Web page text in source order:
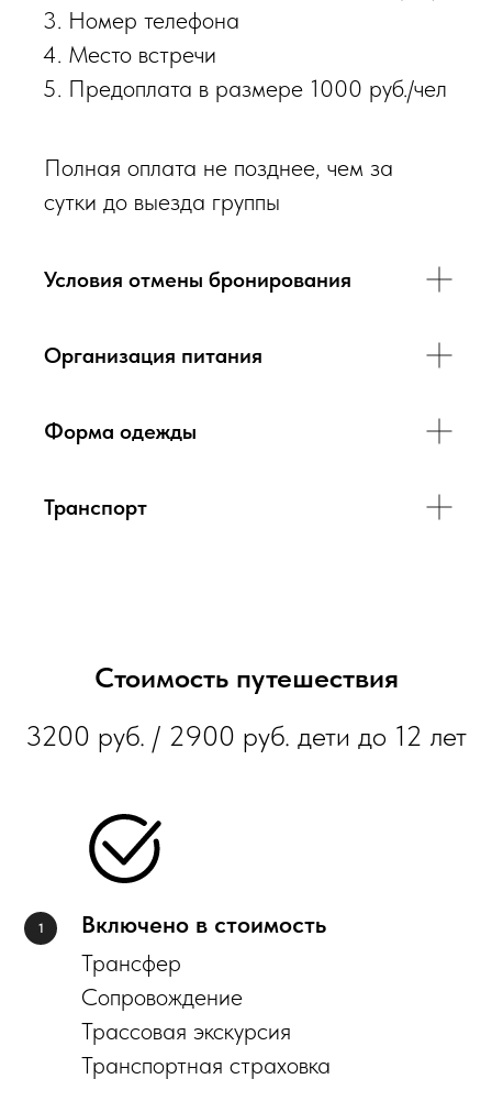
Номер телефона
Место встречи
Предоплата в размере 1000 руб./чел
Полная оплата не позднее, чем за
сутки до выезда группы
Условия отмены бронирования
Организация питания
Форма одежды
Транспорт
Стоимость путешествия
3200 руб. / 2900 руб. дети до 12 лет
Включено в стоимость
Трансфер
Сопровождение
Трассовая экскурсия
Транспортная страховка